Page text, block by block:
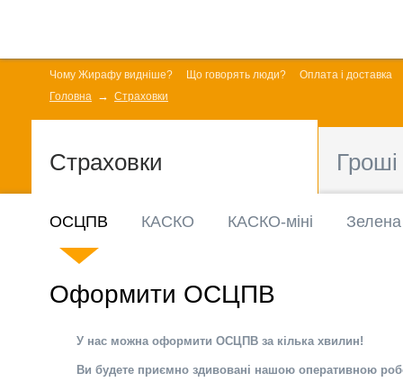
Чому Жирафу видніше? Що говорять люди?
Оплата і доставка
Головна
Страховки
Страховки Гроші
ОСЦПВ КАСКО КАСКО-міні
Оформити ОСЦПВ
У нас можна оформити ОСЦПВ за кілька хвилин!
Ви будете приємно здивовані нашою оперативною